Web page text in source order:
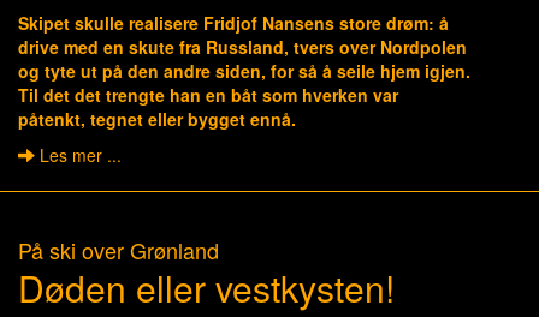
Skipet skulle realisere Fridjof Nansens store drøm: å
drive med en skute fra Russland, tvers over Nordpolen
og tyte ut på den andre siden, for så å seile hjem igjen.
Til det det trengte han en båt som hverken var
påtenkt, tegnet eller bygget ennå.
Les mer ...
På ski over Grønland
Døden eller vestkysten!